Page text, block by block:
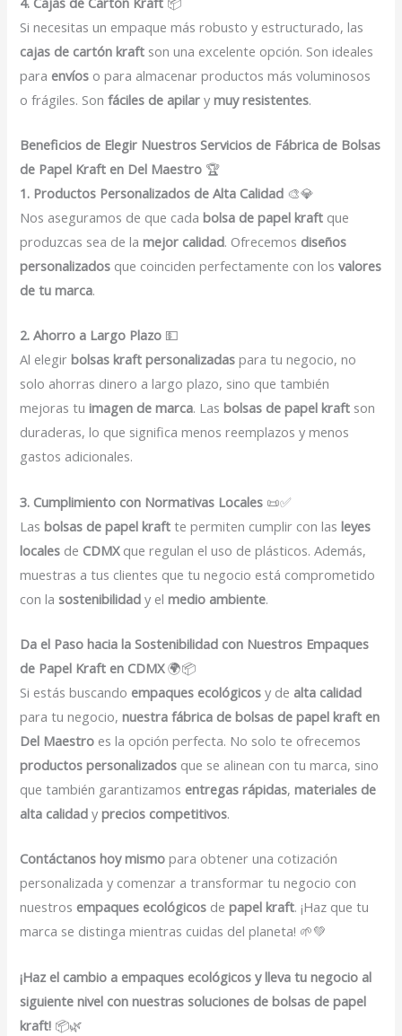
Si necesitas un empaque más robusto y estructurado, las
cajas de cartón kraft son una excelente opción. Son ideales
para envíos o para almacenar productos más voluminosos
o frágiles. Sonfáciles de apilar ymuy resistentes.
Beneficios de Elegir Nuestros Servicios de Fábrica de Bolsas
de Papel Kraft en Del Maestro 🏆
1. Productos Personalizados de Alta Calidad 🎨💎
Nos aseguramos de que cadabolsa de papel kraft que
produzcas sea de lamejor calidad. Ofrecemos diseños
personalizados que coinciden perfectamente con losvalores
de tu marca.
2. Ahorro a Largo Plazo 💵
Al elegirbolsas kraft personalizadas para tu negocio, no
solo ahorras dinero a largo plazo, sino que también
mejoras tuimagen de marca. Lasbolsas de papel kraft son
duraderas, lo que significa menos reemplazos y menos
gastos adicionales.
3. Cumplimiento con Normativas Locales 📜✅
Lasbolsas de papel kraft te permiten cumplir con lasleyes
locales de CDMXque regulan el uso de plásticos. Además,
muestras a tus clientes que tu negocio está comprometido
con lasostenibilidad y elmedio ambiente.
Da el Paso hacia la Sostenibilidad con Nuestros Empaques
de Papel Kraft en CDMX🌍📦
Si estás buscando empaques ecológicos y de alta calidad
para tu negocio,nuestra fábrica de bolsas de papel kraft en
Del Maestro es la opción perfecta. No solo te ofrecemos
productos personalizados que se alinean con tu marca, sino
que también garantizamos entregas rápidas,materiales de
alta calidad yprecios competitivos.
Contáctanos hoy mismo para obtener una cotización
personalizada y comenzar a transformar tu negocio con
nuestros empaques ecológicos depapel kraft. ¡Haz que tu
marca se distinga mientras cuidas del planeta! 🌱💚
¡Haz el cambio a empaques ecológicos y lleva tu negocio al
siguiente nivel con nuestras soluciones de bolsas de papel
kraft! 📦🌿